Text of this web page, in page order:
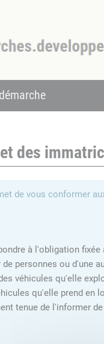
des
de vous conformer
à l'obligation
personnes ou d'une
véhicules qu'elle
qu'elle prend en
tenue de l'informer